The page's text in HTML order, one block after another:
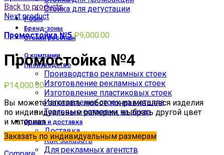
Стойка для дегустации
POSm
Бренд-зоны
Стойки ресепшн
О компании
Производство
Производство рекламных стоек
Изготовление рекламных стоек
Изготовление пластиковых стоек
Изготовление стоек из металла
Торговые островки на заказ
Оплата и доставка
Доставка
Как заказать
Для рекламных агентств
Back to products
Next product
Промостойка №5₽9,000.00
Промостойка №4
₽14,000.00
Вы можете заказать любое понравившееся изделия
по индивидуальным рамерам, выбрать другой цвет
и материал
Заказать по индивидуальным размерам